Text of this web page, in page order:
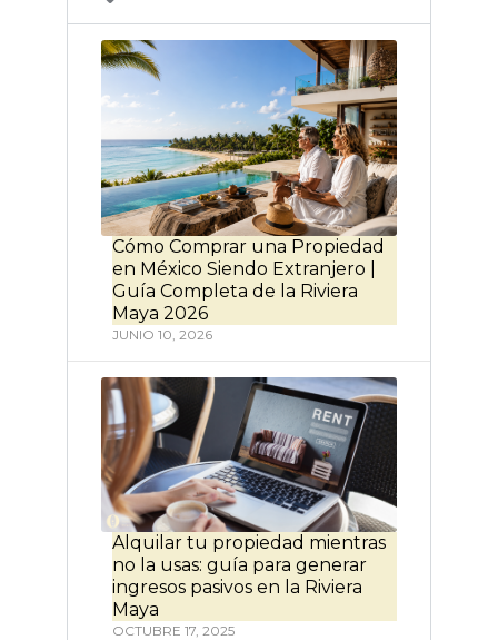
Cómo Comprar una Propiedad
en México Siendo Extranjero |
Guía Completa de la Riviera
Maya 2026
JUNIO 10, 2026
Alquilar tu propiedad mientras
no la usas: guía para generar
ingresos pasivos en la Riviera
Maya
OCTUBRE 17, 2025